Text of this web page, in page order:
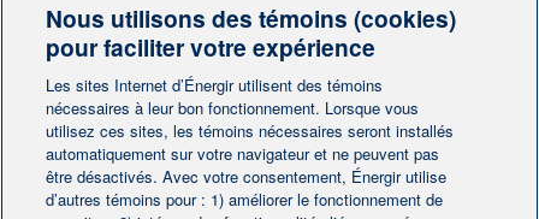
Besoin de plus d'information?
Contactez-nous
Contactez-nous
Nous utilisons des témoins (cookies)
pour faciliter votre expérience
Les sites Internet d’Énergir utilisent des témoins
nécessaires à leur bon fonctionnement. Lorsque vous
utilisez ces sites, les témoins nécessaires seront installés
automatiquement sur votre navigateur et ne peuvent pas
être désactivés. Avec votre consentement, Énergir utilise
d’autres témoins pour : 1) améliorer le fonctionnement de